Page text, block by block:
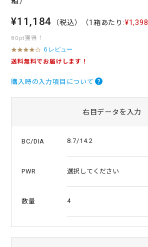
¥11,184 （税込） （1箱あたり:¥1,398
80pt獲得！
4
.
t
n
6 レビュー
送料無料でお届けします！
購入時の入力項目について
右目データを入力
BC/DIA 8.7/14.2
PWR
数量 4